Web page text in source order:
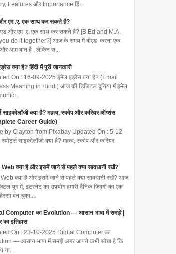
Features और Importance हिं...
एम .ए. एक साथ कर सकते है?
और एम .ए. एक साथ कर सकते है? [B.Ed and M.A.
do it together?] आज के समय में बीएड करना एक
और आम बात है , लेकिन स...
क्या है? हिंदी में पूरी जानकारी
On : 16-09-2025 ईमेल एड्रेस क्या है? (Email
Meaning in Hindi) आज की डिजिटल दुनिया में ईमेल
साइकोलॉजी क्या है? महत्व, स्कोप और करियर ऑप्शंस
Career Guide)
by Clayton from Pixabay Updated On : 5-12-
साइकोलॉजी क्या है? महत्व, स्कोप और करियर
क्या है और इसमें जाने से पहले क्या सावधानी रखें?
क्या है और इसमें जाने से पहले क्या सावधानी रखें? आज
युग में, इंटरनेट का उपयोग हमारी दैनिक जिंदगी का एक
बन चुका...
Computer का Evolution — आसान भाषा में समझें |
का इतिहास
On : 23-10-2025 Digital Computer का
— आसान भाषा में समझें अगर आपने कभी सोचा है कि
या...